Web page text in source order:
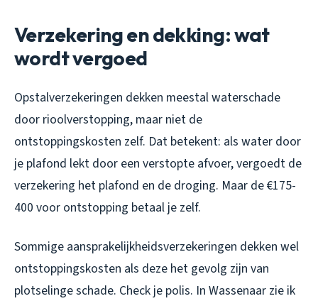
Verzekering en dekking: wat
wordt vergoed
Opstalverzekeringen dekken meestal waterschade
door rioolverstopping, maar niet de
ontstoppingskosten zelf. Dat betekent: als water door
je plafond lekt door een verstopte afvoer, vergoedt de
verzekering het plafond en de droging. Maar de €175-
400 voor ontstopping betaal je zelf.
Sommige aansprakelijkheidsverzekeringen dekken wel
ontstoppingskosten als deze het gevolg zijn van
plotselinge schade. Check je polis. In Wassenaar zie ik